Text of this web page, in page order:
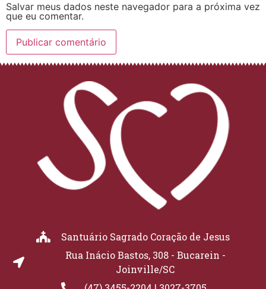
Salvar meus dados neste navegador para a próxima vez
que eu comentar.
Santuário Sagrado Coração de Jesus
Rua Inácio Bastos, 308 - Bucarein -
Joinville/SC